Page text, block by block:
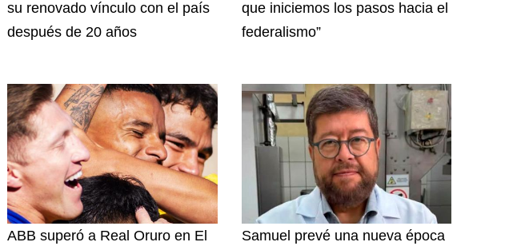
su renovado vínculo con el país
después de 20 años
que iniciemos los pasos hacia el
federalismo”
ABB superó a Real Oruro en El Samuel prevé una nueva época